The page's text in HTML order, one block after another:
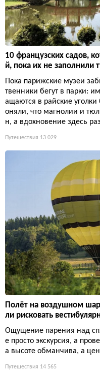
10 французских садов,
й, пока их не заполнили
Пока парижские музеи
твенники бегут в парки:
ащаются в райские
оняли, что магнолии и
н, а вдохновение здесь
Путешествия 13 029
Полёт на воздушном
ли рисковать
Ощущение парения над
е просто экскурсия, а
а высоте обманчива, а
Путешествия 14 565